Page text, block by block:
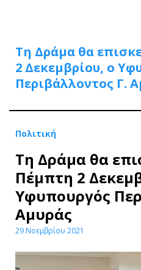
Τη Δράμα θα
2 Δεκεμβρίου, ο
Περιβάλλοντος Γ.
Πολιτική
Τη Δράμα θα
Πέμπτη 2
Υφυπουργός
Αμυράς
29 Νοεμβρίου 2021